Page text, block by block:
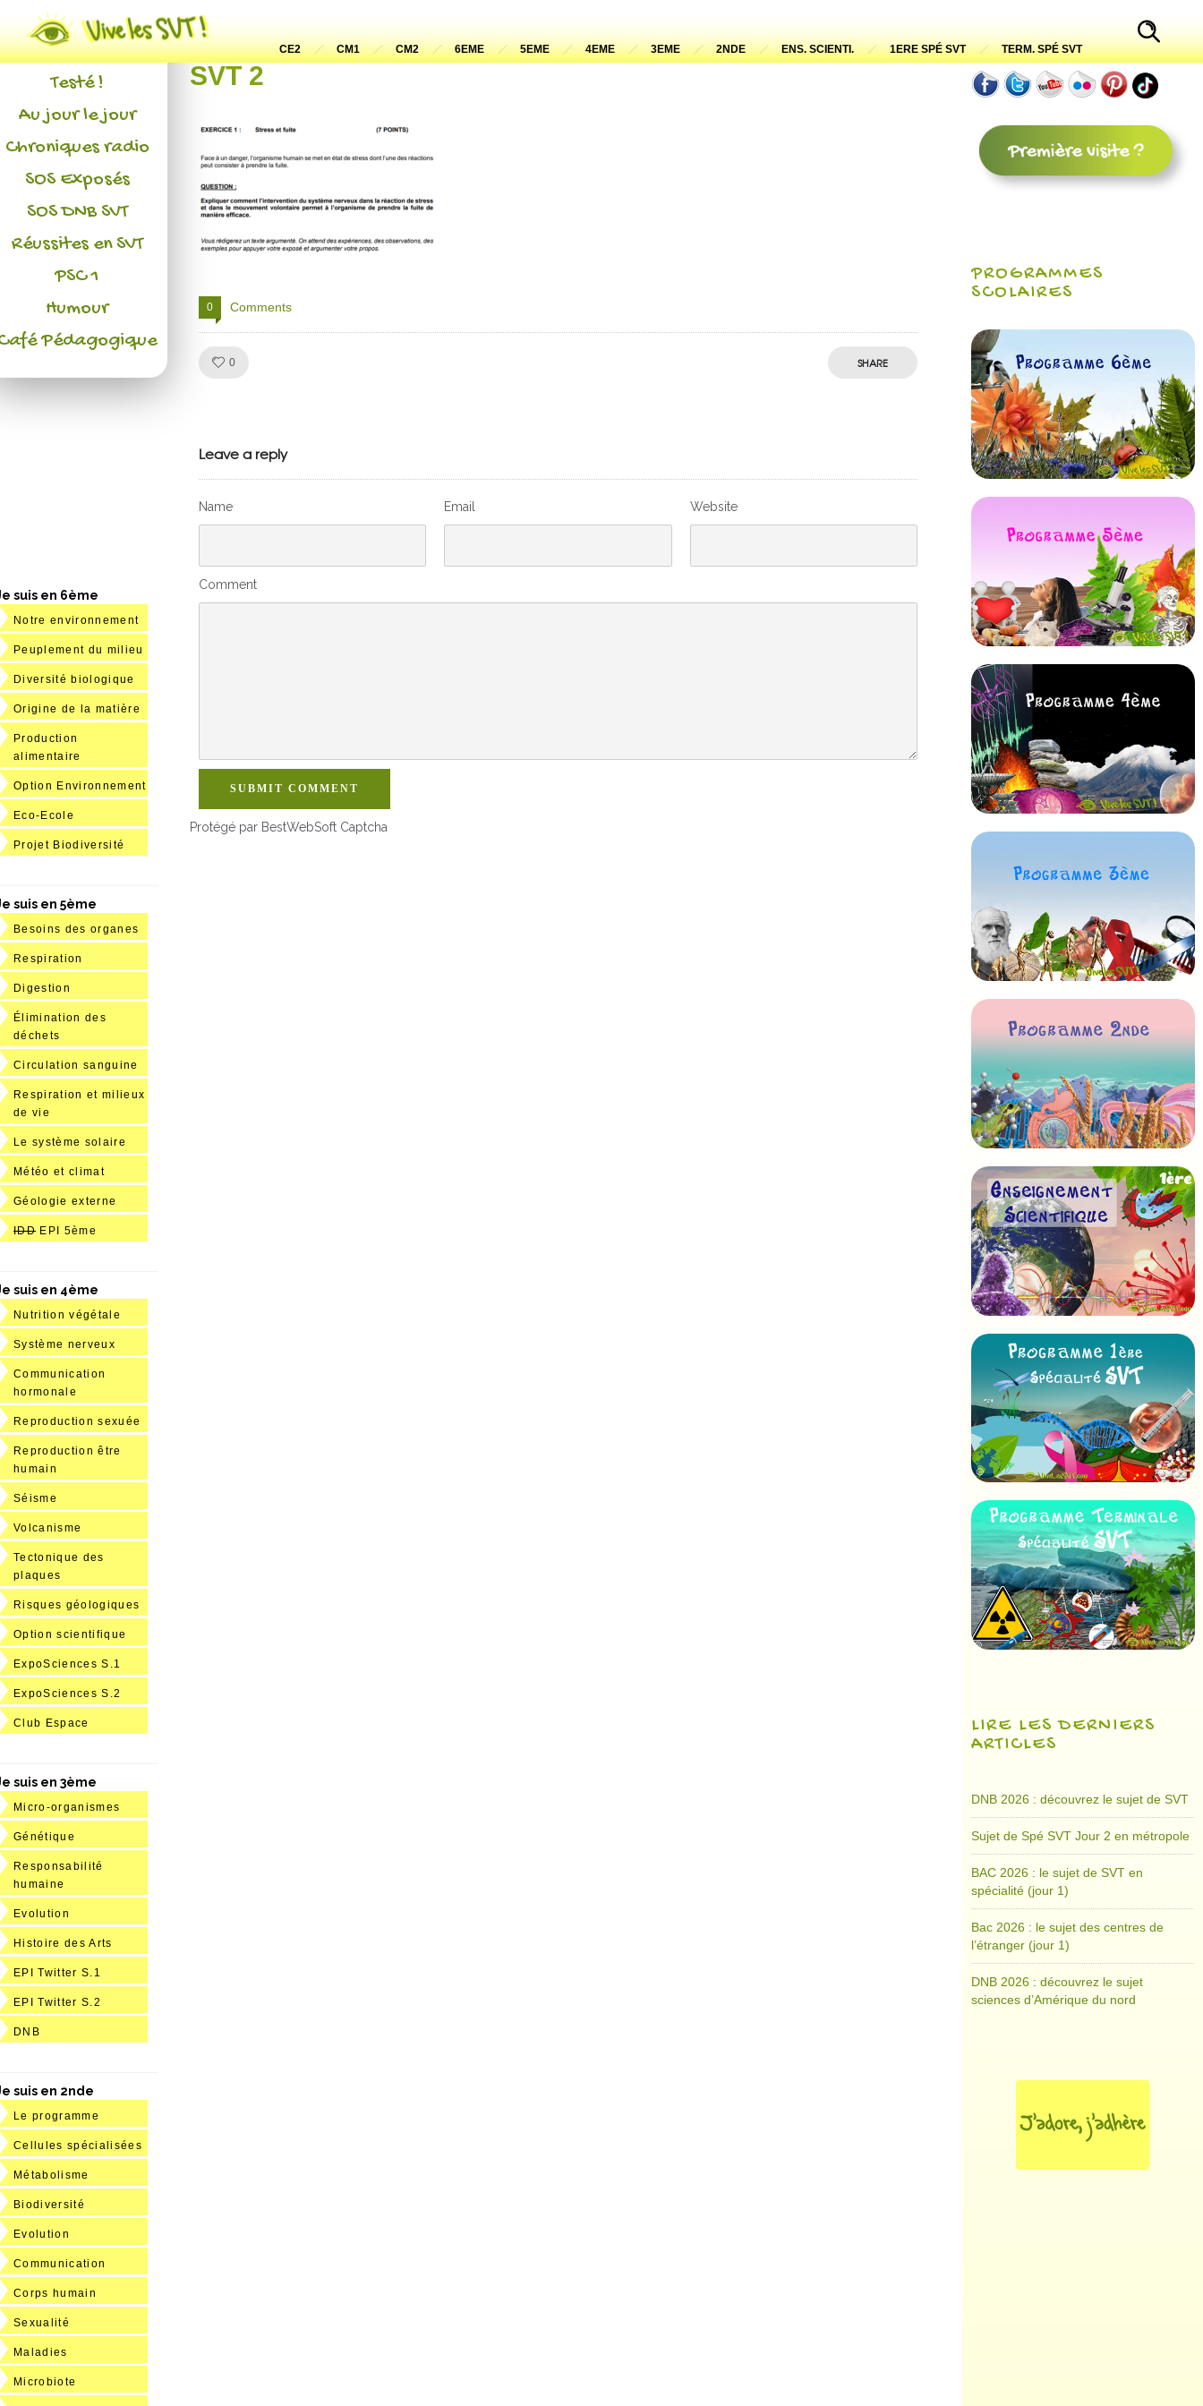
CE2 CM1 CM2 6EME 5EME 4EME 3EME 2NDE ENS. SCIENTI. 1ERE SPÉ SVT TERM. SPÉ SVT
SVT 2
0 Comments
0 SHARE
Leave a reply
Name Email Website
Comment
SUBMIT COMMENT
Protégé par BestWebSoft Captcha
Actualités
L'association
Testé !
Au jour le jour
Chroniques radio
SOS Exposés
SOS DNB SVT
Réussites en SVT
PSC 1
Humour
Pédagogique
suis en 6ème
Notre environnement
Peuplement du milieu
Diversité biologique
Origine de la matière
Production
alimentaire
Option Environnement
Eco-Ecole
Projet Biodiversité
suis en 5ème
Besoins des organes
Respiration
Digestion
Élimination des
déchets
Circulation sanguine
Respiration et milieux
de vie
Le système solaire
Météo et climat
Géologie externe
IDD EPI 5ème
suis en 4ème
Nutrition végétale
Système nerveux
Communication
hormonale
Reproduction sexuée
Reproduction être
humain
Séisme
Volcanisme
Tectonique des
plaques
Risques géologiques
Option scientifique
ExpoSciences S.1
ExpoSciences S.2
Club Espace
suis en 3ème
Micro-organismes
Génétique
Responsabilité
humaine
Evolution
Histoire des Arts
EPI Twitter S.1
EPI Twitter S.2
DNB
suis en 2nde
Le programme
Cellules spécialisées
Métabolisme
Biodiversité
Evolution
Communication
Corps humain
Sexualité
Maladies
Microbiote
PROGRAMMES
SCOLAIRES
LIRE LES DERNIERS
ARTICLES
DNB 2026 : découvrez le sujet de SVT
Sujet de Spé SVT Jour 2 en métropole
BAC 2026 : le sujet de SVT en
spécialité (jour 1)
Bac 2026 : le sujet des centres de
l’étranger (jour 1)
DNB 2026 : découvrez le sujet
sciences d’Amérique du nord